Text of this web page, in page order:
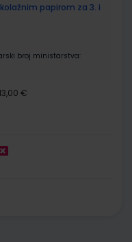
kolažnim papirom za 3. i
broj ministarstva:
13,00 €